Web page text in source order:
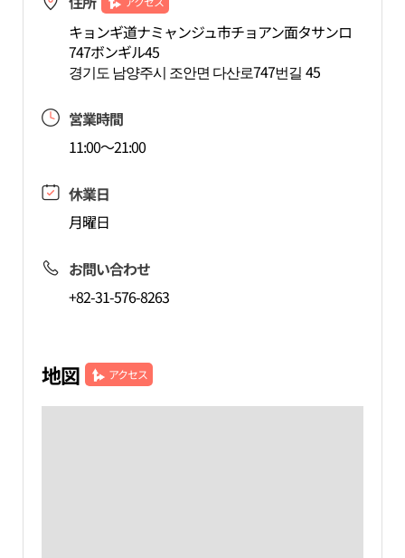
キョンギ道ナミャンジュ市チョアン面タサンロ
747ボンギル45
경기도 남양주시 조안면 다산로747번길 45
営業時間
11:00～21:00
休業日
月曜日
お問い合わせ
+82-31-576-8263
地図 アクセス